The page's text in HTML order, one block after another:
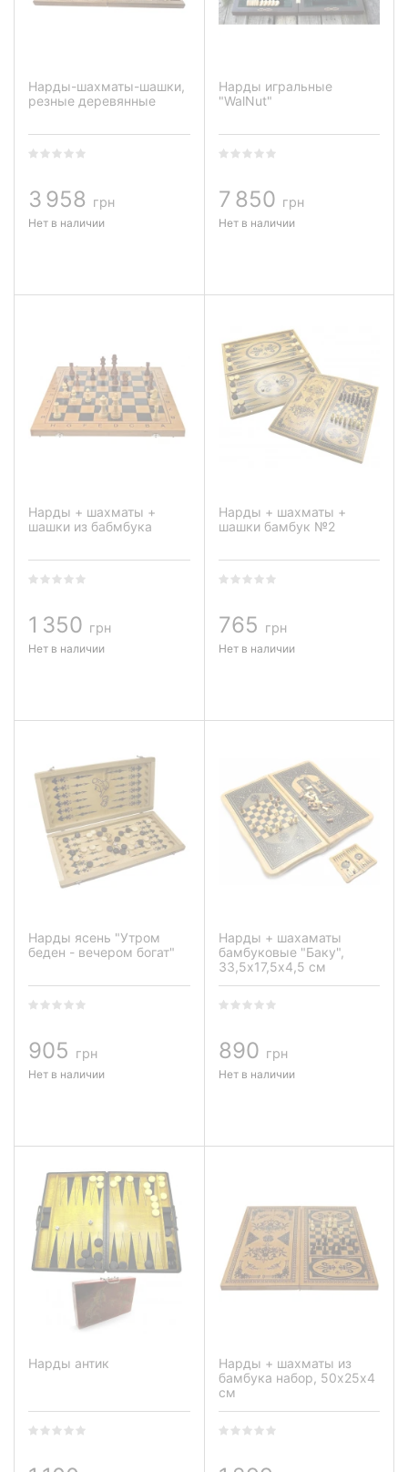
Нарды-шахматы-шашки,
резные деревянные
3 958 грн
Нет в наличии
Нарды игральные
"WalNut"
7 850 грн
Нет в наличии
Нарды + шахматы +
шашки из бабмбука
1 350 грн
Нет в наличии
Нарды + шахматы +
шашки бамбук №2
765 грн
Нет в наличии
Нарды ясень "Утром
беден - вечером богат"
905 грн
Нет в наличии
Нарды + шахаматы
бамбуковые "Баку",
33,5х17,5х4,5 см
890 грн
Нет в наличии
Нарды антик
Нарды + шахматы из
бамбука набор, 50х25х4
см